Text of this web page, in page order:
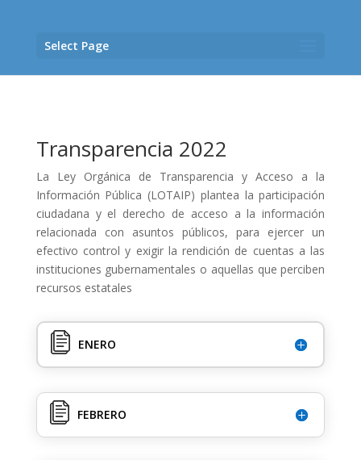
Select Page
Transparencia 2022
La Ley Orgánica de Transparencia y Acceso a la
Información Pública (LOTAIP) plantea la participación
ciudadana y el derecho de acceso a la información
relacionada con asuntos públicos, para ejercer un
efectivo control y exigir la rendición de cuentas a las
instituciones gubernamentales o aquellas que perciben
recursos estatales
ENERO
FEBRERO